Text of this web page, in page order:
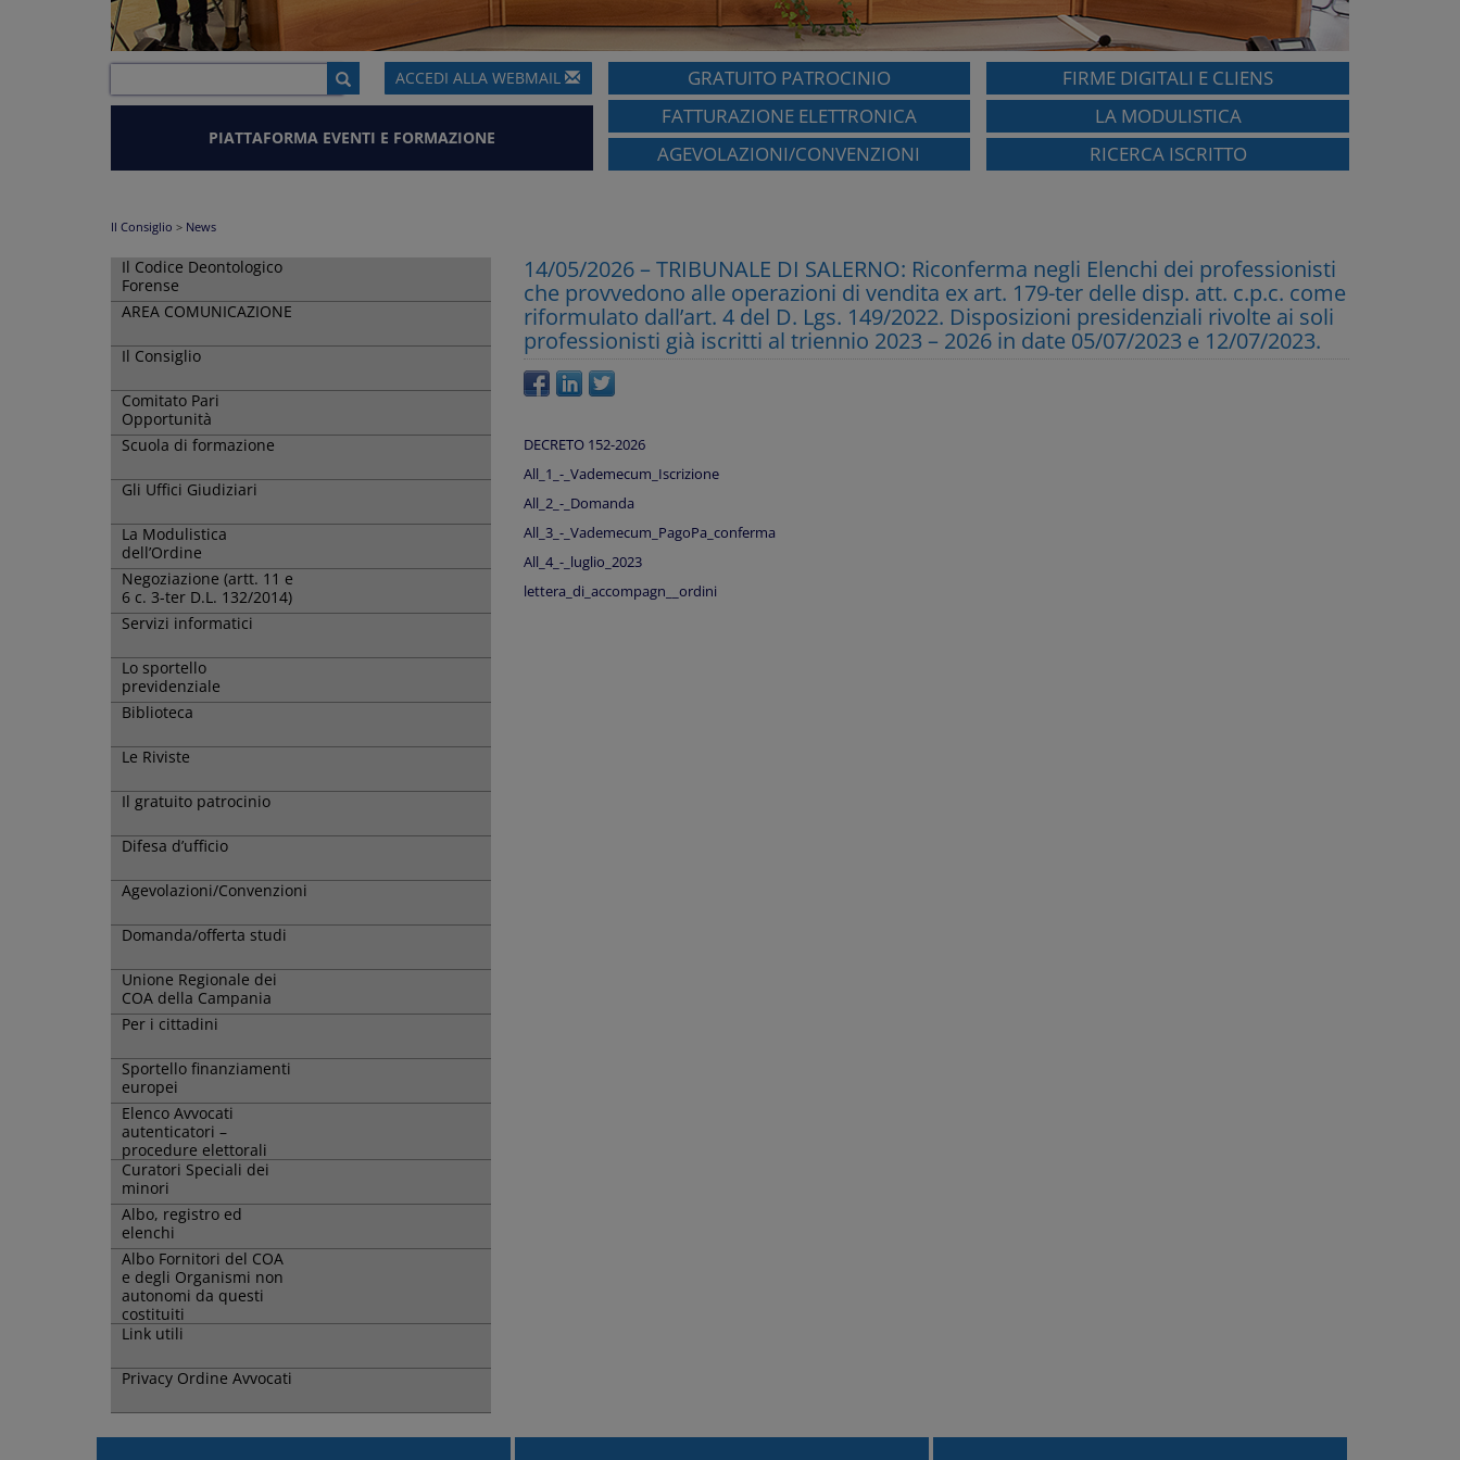
ACCEDI ALLAWEBMAIL
PIATTAFORMA EVENTI E FORMAZIONE
GRATUITO PATROCINIO
FIRME DIGITALI E CLIENS
FATTURAZIONE ELETTRONICA
LA MODULISTICA
AGEVOLAZIONI/CONVENZIONI
RICERCA ISCRITTO
Il Consiglio > News
Il Codice Deontologico
Forense
AREA COMUNICAZIONE
Il Consiglio
Comitato Pari
Opportunità
Scuola di formazione
Gli Uffici Giudiziari
La Modulistica
dell’Ordine
Negoziazione (artt. 11 e
6 c. 3-ter D.L. 132/2014)
Servizi informatici
Lo sportello
previdenziale
Biblioteca
Le Riviste
Il gratuito patrocinio
Difesa d’ufficio
Agevolazioni/Convenzioni
Domanda/offerta studi
Unione Regionale dei
COA della Campania
Per i cittadini
Sportello finanziamenti
europei
Elenco Avvocati
autenticatori –
procedure elettorali
Curatori Speciali dei
minori
Albo, registro ed
elenchi
Albo Fornitori del COA
e degli Organismi non
autonomi da questi
costituiti
Link utili
Privacy Ordine Avvocati
14/05/2026 – TRIBUNALE DI SALERNO: Riconferma negli Elenchi dei professionisti
che provvedono alle operazioni di vendita ex art. 179-ter delle disp. att. c.p.c. come
riformulato dall’art. 4 del D. Lgs. 149/2022. Disposizioni presidenziali rivolte ai soli
professionisti già iscritti al triennio 2023 – 2026 in date 05/07/2023 e 12/07/2023.
DECRETO 152-2026
All_1_-_Vademecum_Iscrizione
All_2_-_Domanda
All_3_-_Vademecum_PagoPa_conferma
All_4_-_luglio_2023
lettera_di_accompagn__ordini